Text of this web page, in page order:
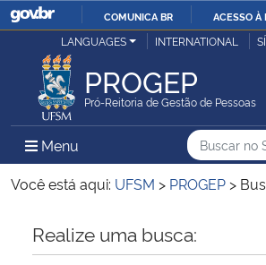
IR
COMUNICA BR ACESSO À
Ministério da Justiça e Segurança Pública
Ministério da Defesa
Ministério das Relações Exteriores
Ministério da Economia
LANGUAGES INTERNATIONAL
PROGEP
Pró-Reitoria de Gestão de Pessoas
Menu Menu Principal do Sítio
Busca
Busca:
Você está aqui: UFSM > PROGEP >
Início do conteúdo
Realize uma busca: